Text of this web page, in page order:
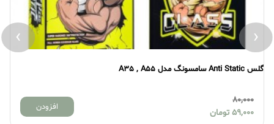
گلس Anti Static سامسونگ مدل A35 , A55
80,000
59,000 تومان
افزودن
‹
›